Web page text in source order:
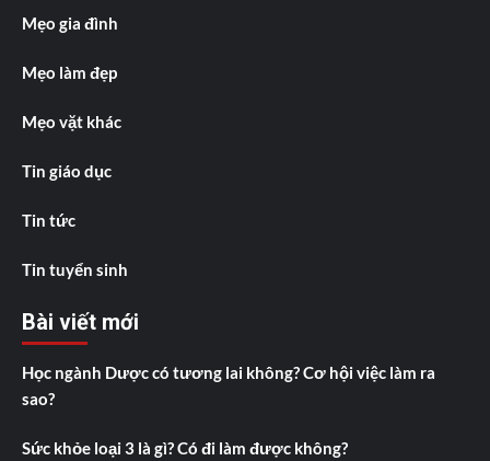
Mẹo gia đình
Mẹo làm đẹp
Mẹo vặt khác
Tin giáo dục
Tin tức
Tin tuyển sinh
Bài viết mới
Học ngành Dược có tương lai không? Cơ hội việc làm ra
sao?
Sức khỏe loại 3 là gì? Có đi làm được không?